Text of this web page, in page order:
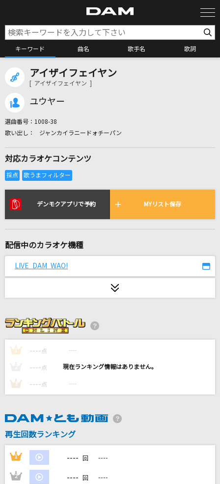
キーワード 曲名 歌手名 歌詞
カラオケ検索
リアルタイムで歌われている曲の一覧
Henceforth
Ordinary Hero
Long shot
前島麻由
続ケタ…
GACKT(Gackt)
プライド革命
CHiCO with HoneyWorks
星のかがやきよ
ZARD
アイザイフェイヤン
[ アイザイフェイヤン ]
ユウヤー
選曲番号： 1008-38
ジャンカイラニードォチーパン
対応カラオケコンテンツ
デンモクアプリで予約 MYリスト保存
配信中のカラオケ機種
LIVE DAM WAO!
1 ---- 点 ----
---- 点 ----
3 ---- 点 ----
再生回数ランキング
1 ---- 回 ----
2 ---- 回 ----